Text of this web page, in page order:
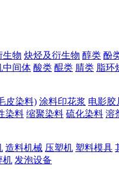
生物 炔烃及衍生物 醇类 酚
中间体 酸类 醌类 腈类 脂环
皮染料) 涂料印花浆 电影胶
染料 缩聚染料 硫化染料 溶
造料机械 压塑机 塑料模具
机 发泡设备